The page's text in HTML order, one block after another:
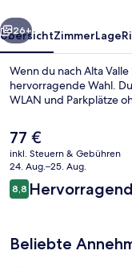
Weiter
26+
ÜbersichtZimmerLage
Wenn du nach Alta
hervorragende Wahl.
WLAN und Parkplätze
Der
aktuelle
Preis
beträgt
77 €.
77 €
inkl. Steuern & Gebühren
24. Aug.–25. Aug.
Bewertungen
8,88,8 von 10.
Hervorragend
Beliebte